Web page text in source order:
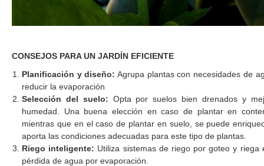
CONSEJOS PARA UN JARDÍN EFICIENTE
Planificación y diseño: Agrupa plantas con necesidades de
reducir la evaporación
Selección del suelo: Opta por suelos bien drenados y
humedad. Una buena elección en caso de plantar en
mientras que en el caso de plantar en suelo, se puede
aporta las condiciones adecuadas para este tipo de plantas.
Riego inteligente: Utiliza sistemas de riego por goteo y
pérdida de agua por evaporación.